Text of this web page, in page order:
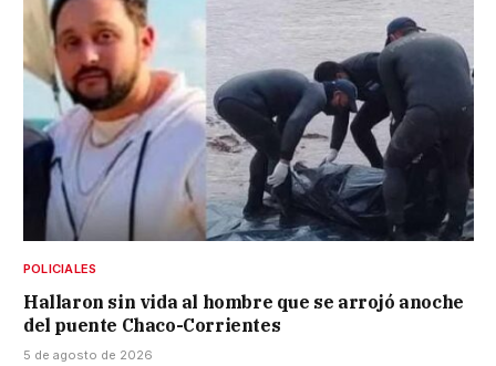
POLICIALES
Hallaron sin vida al hombre que se arrojó anoche
del puente Chaco-Corrientes
5 de agosto de 2026